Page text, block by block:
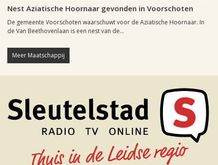
Nest Aziatische Hoornaar gevonden in Voorschoten
De gemeente Voorschoten waarschuwt voor de Aziatische Hoornaar. In
de Van Beethovenlaan is een nest van de...
Meer Maatschappij